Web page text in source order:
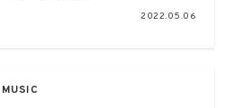
ライブ&MV収録の2枚組DVDが発
2022.05.06
MUSIC